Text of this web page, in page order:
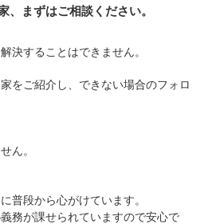
、まずはご相談ください。
決することはできません。
をご紹介し、できない場合のフォロ
ん。
よに普段から心がけています。
務が課せられていますので安心で